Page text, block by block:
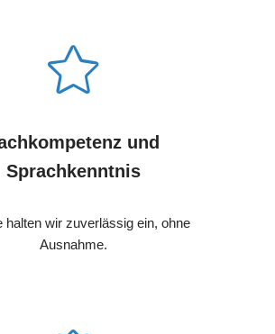
und
Sprachkenntnis
halten wir zuverlässig ein, ohne
Ausnahme.